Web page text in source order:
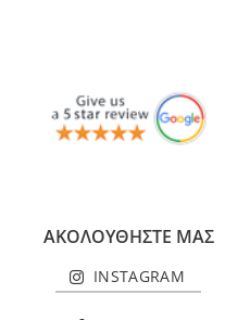
ΑΚΟΛΟΥΘΗΣΤΕ ΜΑΣ
INSTAGRAM